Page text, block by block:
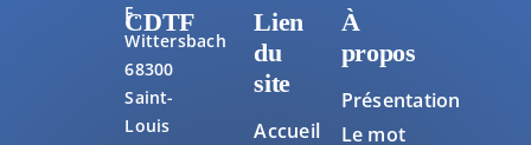
CDTF
F.
Wittersbach
68300
Saint-
Louis
Lien
du
site
Accueil
À
propos
Présentation
Le mot